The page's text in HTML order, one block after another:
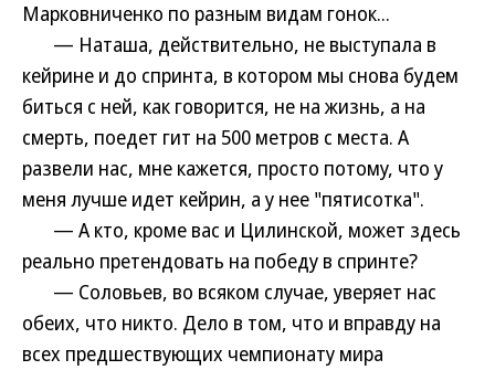
Марковниченко по разным видам гонок...
— Наташа, действительно, не выступала в
кейрине и до спринта, в котором мы снова будем
биться с ней, как говорится, не на жизнь, а на
смерть, поедет гит на 500 метров с места. А
развели нас, мне кажется, просто потому, что у
меня лучше идет кейрин, а у нее "пятисотка".
— А кто, кроме вас и Цилинской, может здесь
реально претендовать на победу в спринте?
— Соловьев, во всяком случае, уверяет нас
обеих, что никто. Дело в том, что и вправду на
всех предшествующих чемпионату мира